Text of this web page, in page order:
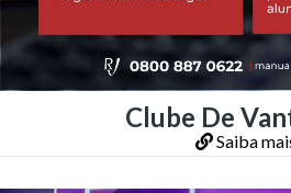
Clube De
Saiba